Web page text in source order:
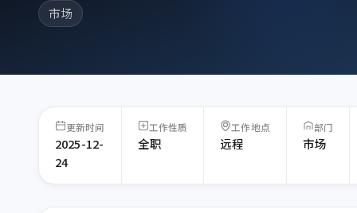
市场
更新时间
2025-12-
24
工作性质
全职
工作地点
远程
部门
市场